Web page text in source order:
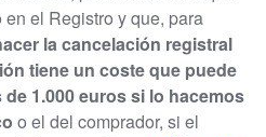
el Registro y que, para
la cancelación registral
tiene un coste que puede
1.000 euros si lo hacemos
o el del comprador, si el